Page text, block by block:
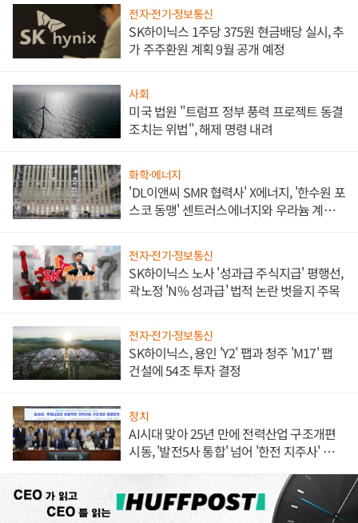
전자·전기·정보통신
SK하이닉스 1주당 375원 현금배당 실시, 추
가 주주환원 계획 9월 공개 예정
사회
미국 법원 "트럼프 정부 풍력 프로젝트 동결
조치는 위법", 해제 명령 내려
화학·에너지
'DL이앤씨 SMR 협력사' X에너지, '한수원 포
스코 동맹' 센트러스에너지와 우라늄 계약
전자·전기·정보통신
SK하이닉스 노사 '성과급 주식지급' 평행선,
곽노정 'N% 성과급' 법적 논란 벗을지 주목
전자·전기·정보통신
SK하이닉스, 용인 'Y2' 팹과 청주 'M17' 팹
건설에 54조 투자 결정
정치
AI시대 맞아 25년 만에 전력산업 구조개편
시동, '발전5사 통합' 넘어 '한전 지주사' 재편